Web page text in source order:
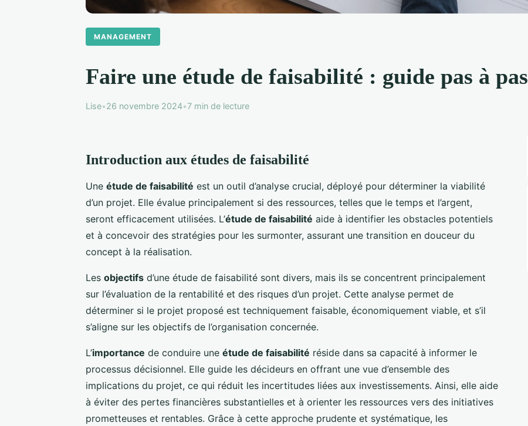
MANAGEMENT
Faire une étude de faisabilité : guide pas à pas
Lise•26 novembre 2024•7 min de lecture
Introduction aux études de faisabilité
Une étude de faisabilité est un outil d’analyse crucial, déployé pour déterminer la viabilité
d’un projet. Elle évalue principalement si des ressources, telles que le temps et l’argent,
seront efficacement utilisées. L’étude de faisabilité aide à identifier les obstacles potentiels
et à concevoir des stratégies pour les surmonter, assurant une transition en douceur du
concept à la réalisation.
Les objectifs d’une étude de faisabilité sont divers, mais ils se concentrent principalement
sur l’évaluation de la rentabilité et des risques d’un projet. Cette analyse permet de
déterminer si le projet proposé est techniquement faisable, économiquement viable, et s’il
s’aligne sur les objectifs de l’organisation concernée.
L’importance de conduire une étude de faisabilité réside dans sa capacité à informer le
processus décisionnel. Elle guide les décideurs en offrant une vue d’ensemble des
implications du projet, ce qui réduit les incertitudes liées aux investissements. Ainsi, elle aide
à éviter des pertes financières substantielles et à orienter les ressources vers des initiatives
prometteuses et rentables. Grâce à cette approche prudente et systématique, les